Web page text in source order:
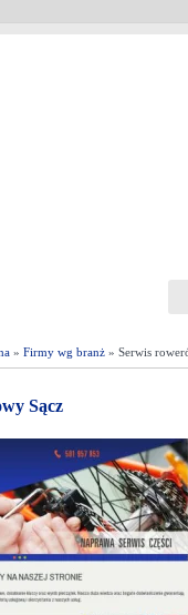
» Firmy wg branż » Serwis
Sącz